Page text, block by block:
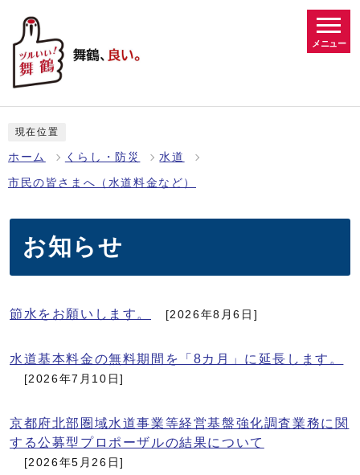
メニュー
現在位置
ホーム くらし・防災 水道
市民の皆さまへ（水道料金など）
お知らせ
節水をお願いします。 [2026年8月6日]
水道基本料金の無料期間を「8カ月」に延長します。
[2026年7月10日]
京都府北部圏域水道事業等経営基盤強化調査業務に関
する公募型プロポーザルの結果について
[2026年5月26日]